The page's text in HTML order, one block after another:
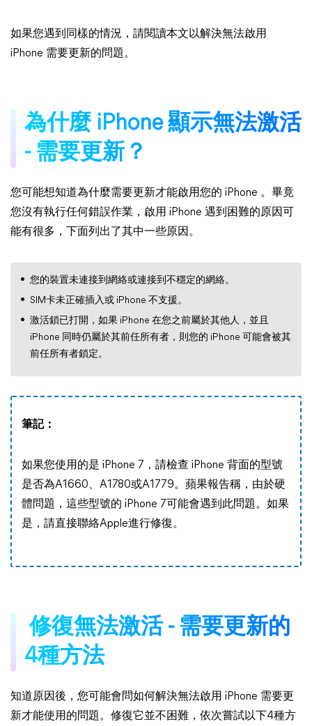
如果您遇到同樣的情況，請閱讀本文以解決無法啟用
iPhone 需要更新的問題。
為什麼 iPhone 顯示無法激活
- 需要更新？
您可能想知道為什麼需要更新才能啟用您的 iPhone 。畢竟
您沒有執行任何錯誤作業，啟用 iPhone 遇到困難的原因可
能有很多，下面列出了其中一些原因。
您的裝置未連接到網絡或連接到不穩定的網絡。
SIM卡未正確插入或 iPhone 不支援。
激活鎖已打開，如果 iPhone 在您之前屬於其他人，並且
iPhone 同時仍屬於其前任所有者，則您的 iPhone 可能會被其
前任所有者鎖定。
筆記：
如果您使用的是 iPhone 7，請檢查 iPhone 背面的型號
是否為A1660、A1780或A1779。蘋果報告稱，由於硬
體問題，這些型號的 iPhone 7可能會遇到此問題。如果
是，請直接聯絡Apple進行修復。
修復無法激活 - 需要更新的
4種方法
知道原因後，您可能會問如何解決無法啟用 iPhone 需要更
新才能使用的問題。修復它並不困難，依次嘗試以下4種方